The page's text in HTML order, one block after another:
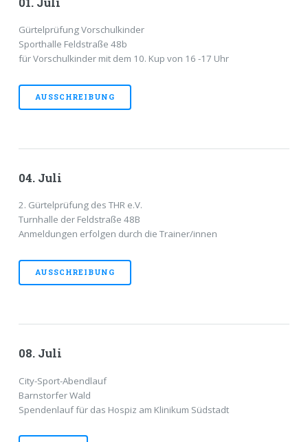
Gürtelprüfung Vorschulkinder
Sporthalle Feldstraße 48b
für Vorschulkinder mit dem 10. Kup von 16 -17 Uhr
AUSSCHREIBUNG
04. Juli
2. Gürtelprüfung des THR e.V.
Turnhalle der Feldstraße 48B
Anmeldungen erfolgen durch die Trainer/innen
AUSSCHREIBUNG
08. Juli
City-Sport-Abendlauf
Barnstorfer Wald
Spendenlauf für das Hospiz am Klinikum Südstadt